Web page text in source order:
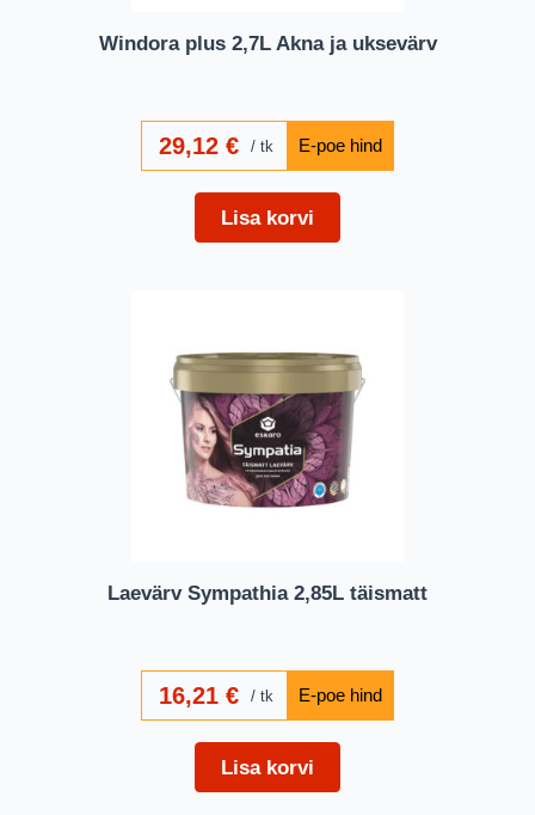
Windora plus 2,7L Akna ja uksevärv
29,12 € tk
Lisa korvi
Laevärv Sympathia 2,85L täismatt
16,21 € tk
Lisa korvi